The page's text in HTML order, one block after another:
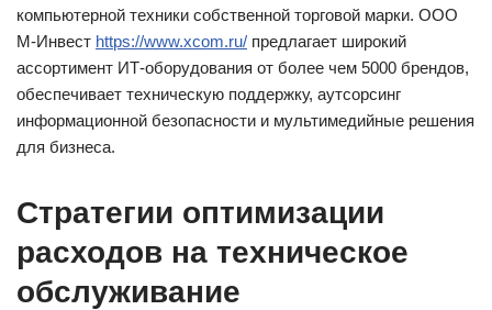
компьютерной техники собственной торговой марки. ООО
М-Инвест https://www.xcom.ru/ предлагает широкий
ассортимент ИТ-оборудования от более чем 5000 брендов,
обеспечивает техническую поддержку, аутсорсинг
информационной безопасности и мультимедийные решения
для бизнеса.
Стратегии оптимизации
расходов на техническое
обслуживание